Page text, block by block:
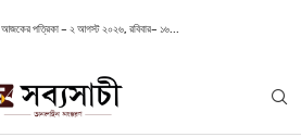
আজকের পত্রিকা – ২ আগস্ট ২০২৬, রবিবার– ১৬...